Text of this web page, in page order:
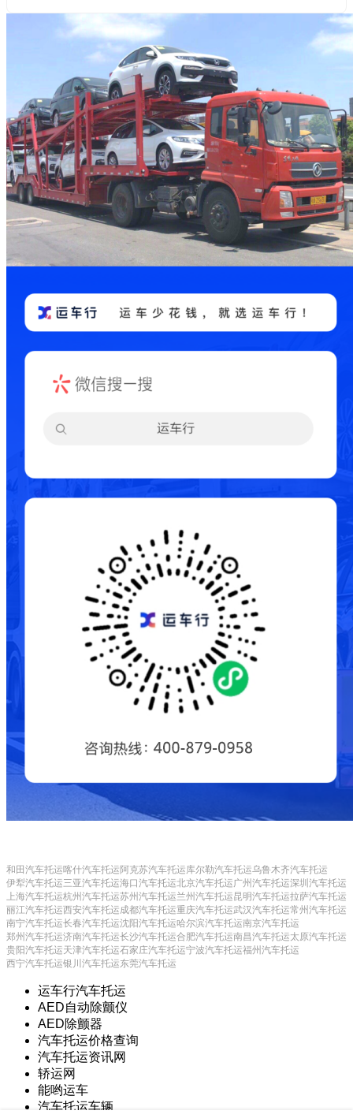
和田汽车托运喀什汽车托运阿克苏汽车托运库尔勒汽车托运乌鲁木齐汽车托运
伊犁汽车托运三亚汽车托运海口汽车托运北京汽车托运广州汽车托运深圳汽车托运
上海汽车托运杭州汽车托运苏州汽车托运兰州汽车托运昆明汽车托运拉萨汽车托运
丽江汽车托运西安汽车托运成都汽车托运重庆汽车托运武汉汽车托运常州汽车托运
南宁汽车托运长春汽车托运沈阳汽车托运哈尔滨汽车托运南京汽车托运
郑州汽车托运济南汽车托运长沙汽车托运合肥汽车托运南昌汽车托运太原汽车托运
贵阳汽车托运天津汽车托运石家庄汽车托运宁波汽车托运福州汽车托运
西宁汽车托运银川汽车托运东莞汽车托运
运车行汽车托运
AED自动除颤仪
AED除颤器
汽车托运价格查询
汽车托运资讯网
轿运网
能哟运车
汽车托运车辆